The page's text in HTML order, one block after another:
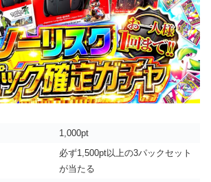
1,000pt
必ず1,500pt以上の3パックセット
が当たる